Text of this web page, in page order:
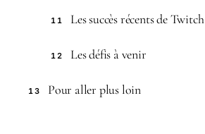
11 Les succès récents de Twitch
12 Les défis à venir
13 Pour aller plus loin